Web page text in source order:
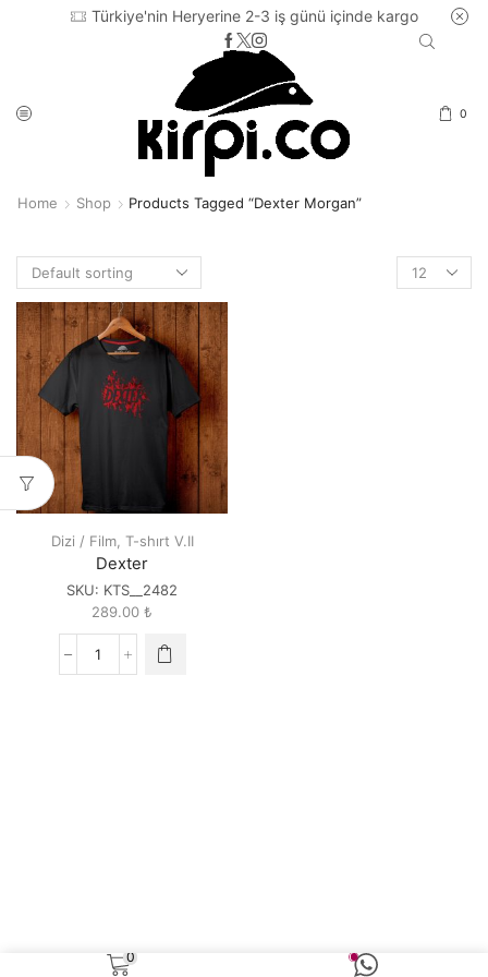
Türkiye'nin Heryerine 2-3 iş günü içinde kargo
0
Home Shop Products Tagged “Dexter Morgan”
Products
per
Dizi / Film, T-shırt V.II
Dexter
SKU: KTS__2482
289.00 ₺
Dexter
0